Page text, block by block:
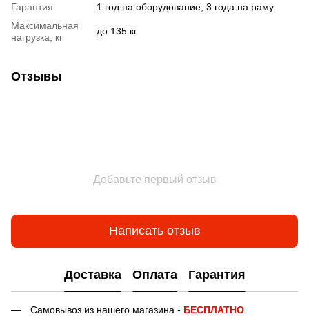
Гарантия
1 год на оборудование, 3 года на раму
Максимальная
нагрузка, кг
до 135 кг
Отзывы
Добавьте первый отзыв
Написать отзыв
Доставка Оплата Гарантия
Самовывоз из нашего магазина - БЕСПЛАТНО